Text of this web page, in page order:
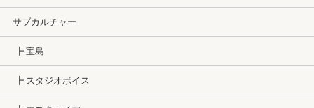
サブカルチャー
┣ 宝島
┣ スタジオボイス